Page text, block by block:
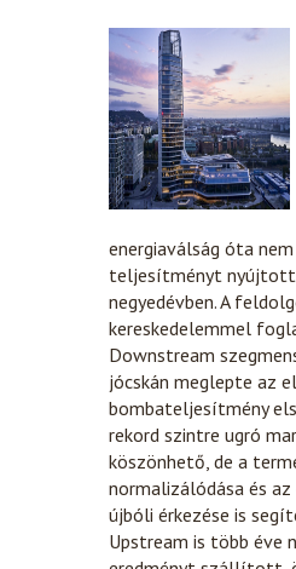
energiaválság óta
teljesítményt nyújtott
negyedévben. A
kereskedelemmel
Downstream
jócskán meglepte az
bombateljesítmény
rekord szintre ugró
köszönhető, de a
normalizálódása és
újbóli érkezése is
Upstream is több éve